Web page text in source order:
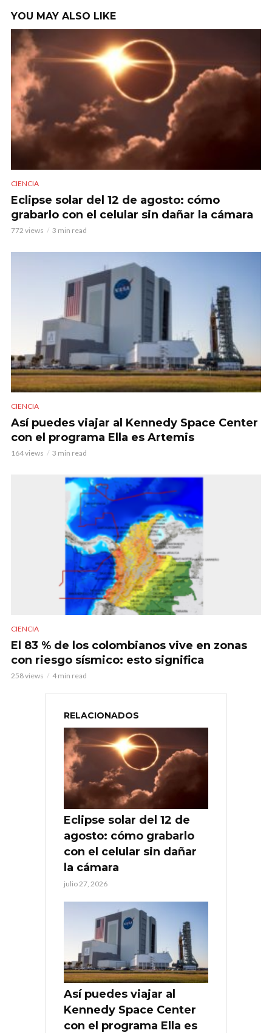
YOU MAY ALSO LIKE
CIENCIA
Eclipse solar del 12 de agosto: cómo
grabarlo con el celular sin dañar la cámara
772 views 3 min read
CIENCIA
Así puedes viajar al Kennedy Space Center
con el programa Ella es Artemis
164 views 3 min read
CIENCIA
El 83 % de los colombianos vive en zonas
con riesgo sísmico: esto significa
258 views 4 min read
RELACIONADOS
Eclipse solar del 12 de
agosto: cómo grabarlo
con el celular sin dañar
la cámara
julio 27, 2026
Así puedes viajar al
Kennedy Space Center
con el programa Ella es